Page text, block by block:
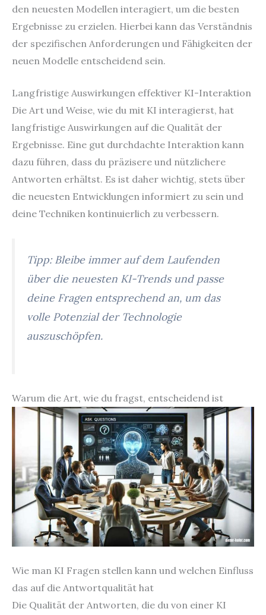
den neuesten Modellen interagiert, um die besten
Ergebnisse zu erzielen. Hierbei kann das Verständnis
der spezifischen Anforderungen und Fähigkeiten der
neuen Modelle entscheidend sein.
Langfristige Auswirkungen effektiver KI-Interaktion
Die Art und Weise, wie du mit KI interagierst, hat
langfristige Auswirkungen auf die Qualität der
Ergebnisse. Eine gut durchdachte Interaktion kann
dazu führen, dass du präzisere und nützlichere
Antworten erhältst. Es ist daher wichtig, stets über
die neuesten Entwicklungen informiert zu sein und
deine Techniken kontinuierlich zu verbessern.
Tipp: Bleibe immer auf dem Laufenden
über die neuesten KI-Trends und passe
deine Fragen entsprechend an, um das
volle Potenzial der Technologie
auszuschöpfen.
Warum die Art, wie du fragst, entscheidend ist
Wie man KI Fragen stellen kann und welchen Einfluss
das auf die Antwortqualität hat
Die Qualität der Antworten, die du von einer KI